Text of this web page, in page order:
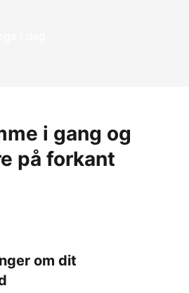
i dag
i gang og
på forkant
om dit